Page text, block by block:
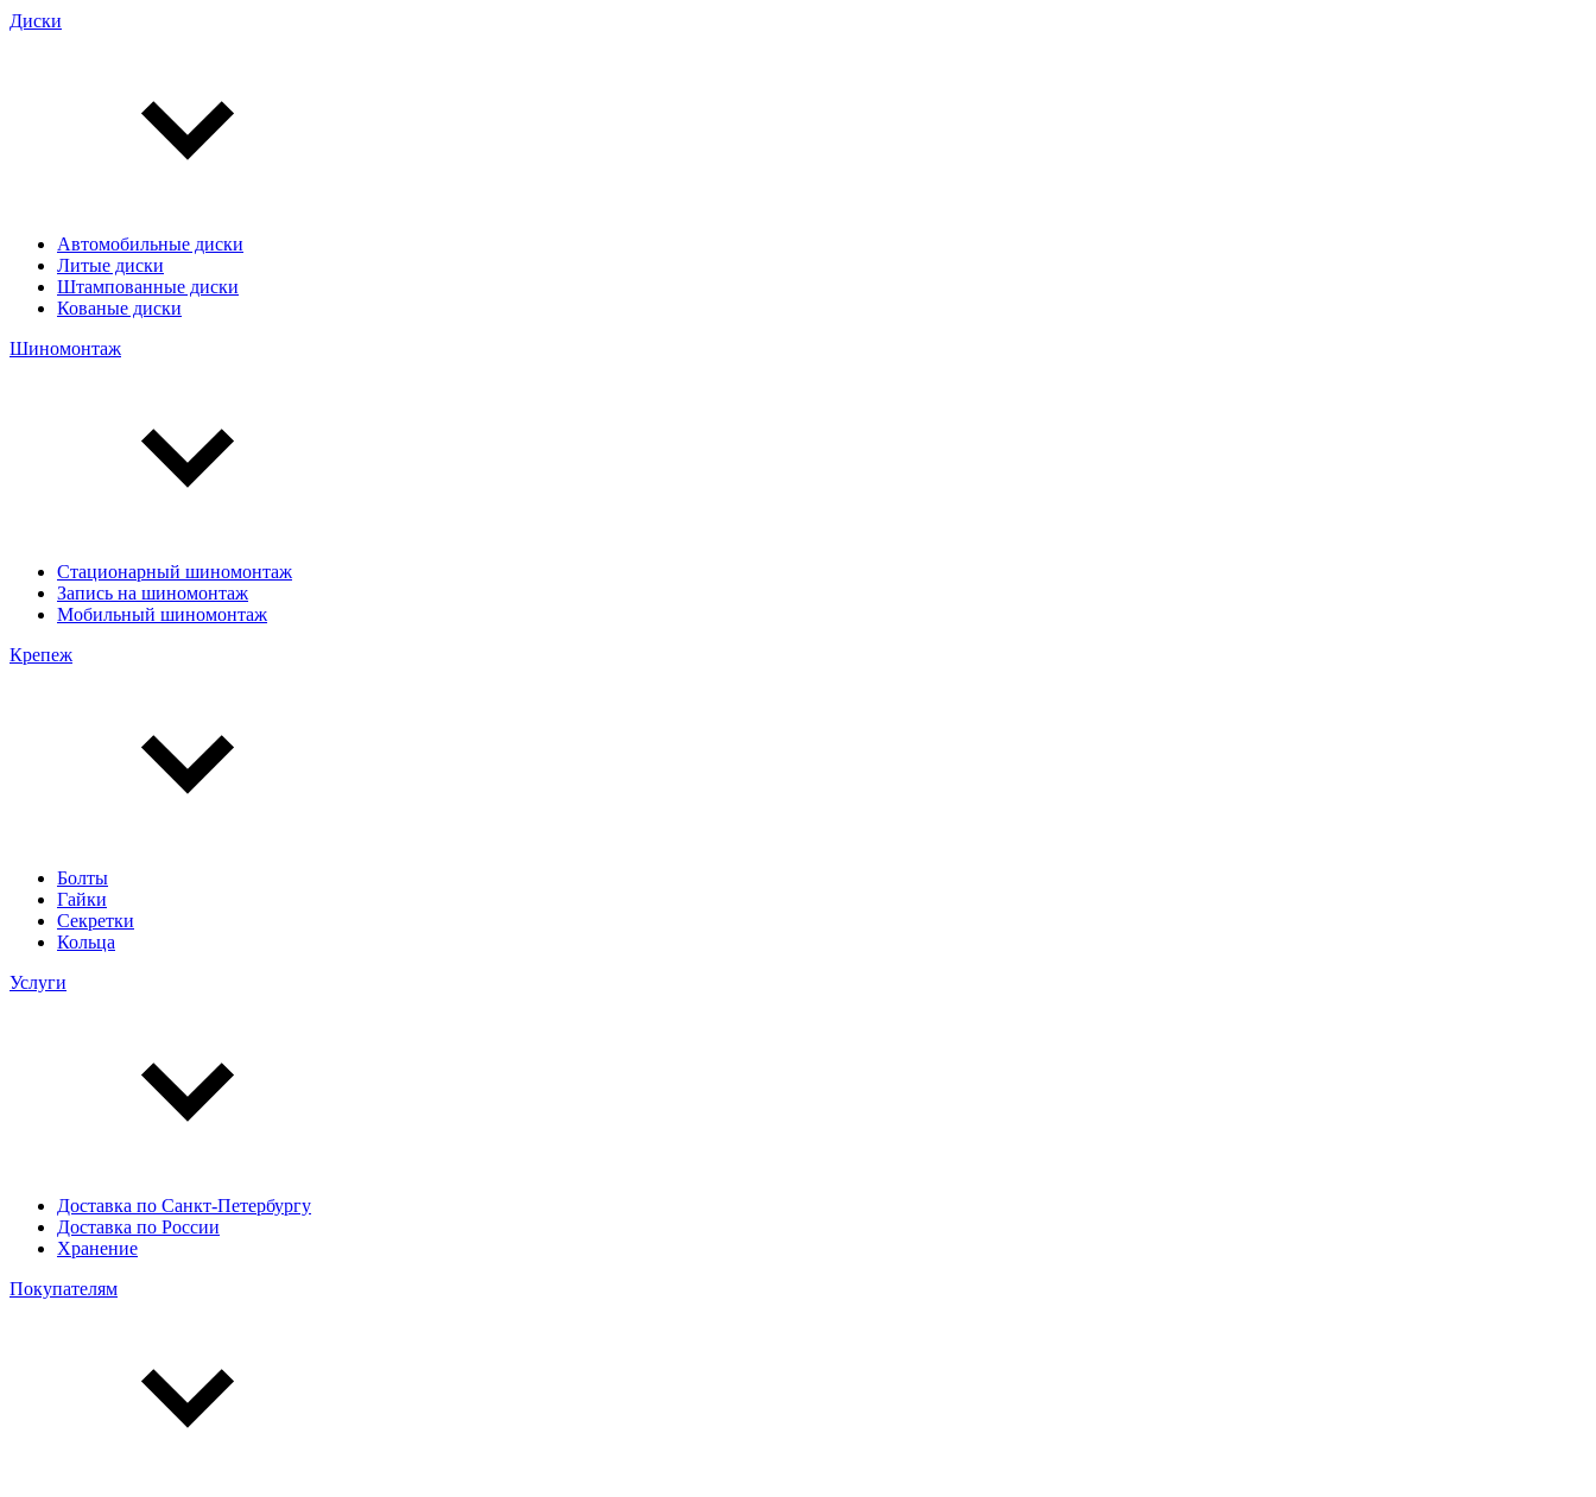
Диски
Автомобильные диски
Литые диски
Штампованные диски
Кованые диски
Шиномонтаж
Стационарный шиномонтаж
Запись на шиномонтаж
Мобильный шиномонтаж
Крепеж
Болты
Гайки
Секретки
Кольца
Услуги
Доставка по Санкт-Петербургу
Доставка по России
Хранение
Покупателям